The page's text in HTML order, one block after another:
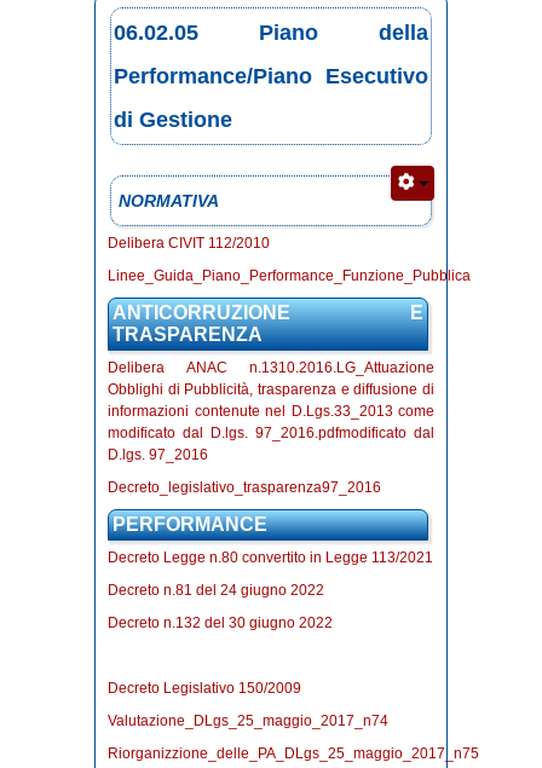
06.02.05 Piano della
Performance/Piano Esecutivo
di Gestione
NORMATIVA
Delibera CIVIT 112/2010
Linee_Guida_Piano_Performance_Funzione_Pubblica
ANTICORRUZIONE E
TRASPARENZA
Delibera ANAC n.1310.2016.LG_Attuazione
Obblighi di Pubblicità, trasparenza e diffusione di
informazioni contenute nel D.Lgs.33_2013 come
modificato dal D.lgs. 97_2016.pdfmodificato dal
D.lgs. 97_2016
Decreto_legislativo_trasparenza97_2016
PERFORMANCE
Decreto Legge n.80 convertito in Legge 113/2021
Decreto n.81 del 24 giugno 2022
Decreto n.132 del 30 giugno 2022
Decreto Legislativo 150/2009
Valutazione_DLgs_25_maggio_2017_n74
Riorganizzione_delle_PA_DLgs_25_maggio_2017_n75